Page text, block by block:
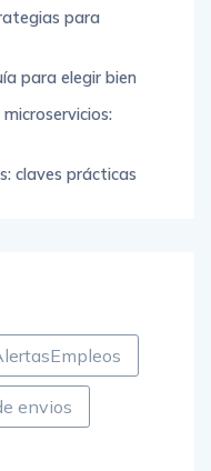
para
para elegir bien
claves prácticas
envios